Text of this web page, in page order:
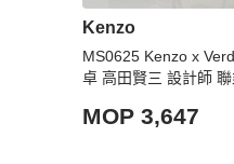
Kenzo
MS0625 Kenzo x
卓 高田賢三 設計師 聯
as Black
MOP 3,647